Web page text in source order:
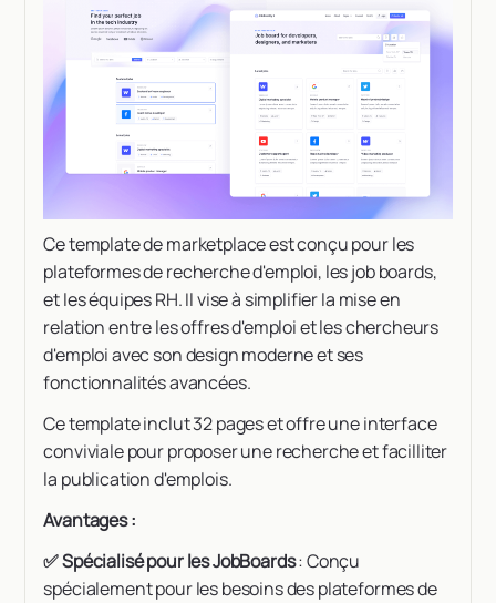
Ce template de marketplace est conçu pour les
plateformes de recherche d'emploi, les job boards,
et les équipes RH. Il vise à simplifier la mise en
relation entre les offres d'emploi et les chercheurs
d'emploi avec son design moderne et ses
fonctionnalités avancées.
Ce template inclut 32 pages et offre une interface
conviviale pour proposer une recherche et facilliter
la publication d'emplois.
Avantages :
✅ Spécialisé pour les JobBoards: Conçu
spécialement pour les besoins des plateformes de